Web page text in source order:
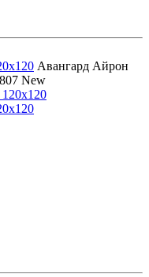
Авангард Айрон
New